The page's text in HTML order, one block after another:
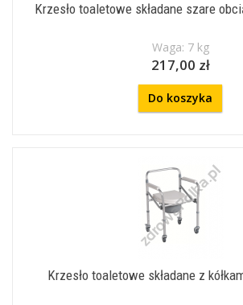
Krzesło toaletowe składane szare
Waga: 7 kg
217,00 zł
Do koszyka
Krzesło toaletowe składane z